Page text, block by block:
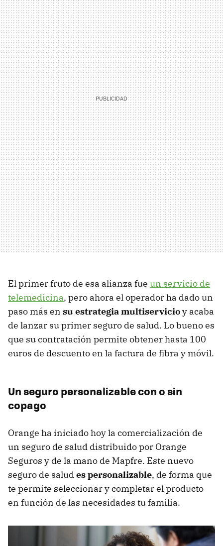
El primer fruto de esa alianza fue un servicio de
telemedicina, pero ahora el operador ha dado un
paso más en su estrategia multiservicioy acaba
de lanzar su primer seguro de salud. Lo bueno es
que su contratación permite obtener hasta 100
euros de descuento en la factura de fibra y móvil.
Un seguro personalizable con o sin
copago
Orange ha iniciado hoy la comercialización de
un seguro de salud distribuido por Orange
Seguros y de la mano de Mapfre. Este nuevo
seguro de saludes personalizable, de forma que
te permite seleccionar y completar el producto
en función de las necesidades tu familia.